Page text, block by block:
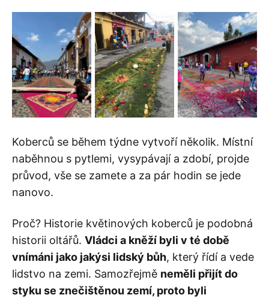
Koberců se během týdne vytvoří několik. Místní
naběhnou s pytlemi, vysypávají a zdobí, projde
průvod, vše se zamete a za pár hodin se jede
nanovo.
Proč? Historie květinových koberců je podobná
historii oltářů. Vládci a kněží byli v té době
vnímáni jako jakýsi lidský bůh, který řídí a vede
lidstvo na zemi. Samozřejmě neměli přijít do
styku se znečištěnou zemí, proto byli